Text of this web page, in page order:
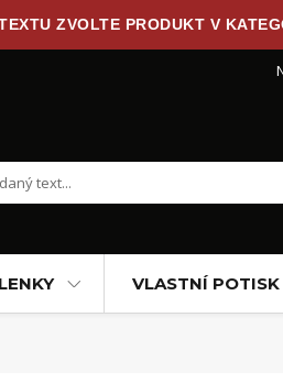
ZVOLTE PRODUKT V
VLASTNÍ POTISK